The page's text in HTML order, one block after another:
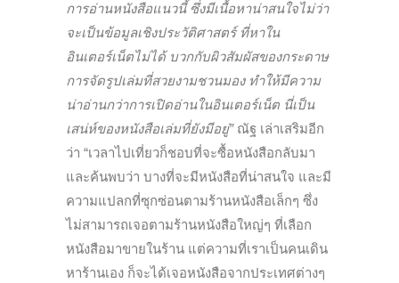
การอ่านหนังสือแนวนี้ ซึ่งมีเนื้อหาน่าสนใจไม่ว่า
จะเป็นข้อมูลเชิงประวัติศาสตร์ ที่หาใน
อินเตอร์เน็ตไม่ได้ บวกกับผิวสัมผัสของกระดาษ
การจัดรูปเล่มที่สวยงามชวนมอง ทำให้มีความ
น่าอ่านกว่าการเปิดอ่านในอินเตอร์เน็ต นี่เป็น
เสน่ห์ของหนังสือเล่มที่ยังมีอยู่” ณัฐ เล่าเสริมอีก
ว่า “เวลาไปเที่ยวก็ชอบที่จะซื้อหนังสือกลับมา
และค้นพบว่า บางที่จะมีหนังสือที่น่าสนใจ และมี
ความแปลกที่ซุกซ่อนตามร้านหนังสือเล็กๆ ซึ่ง
ไม่สามารถเจอตามร้านหนังสือใหญ่ๆ ที่เลือก
หนังสือมาขายในร้าน แต่ความที่เราเป็นคนเดิน
หาร้านเอง ก็จะได้เจอหนังสือจากประเทศต่างๆ